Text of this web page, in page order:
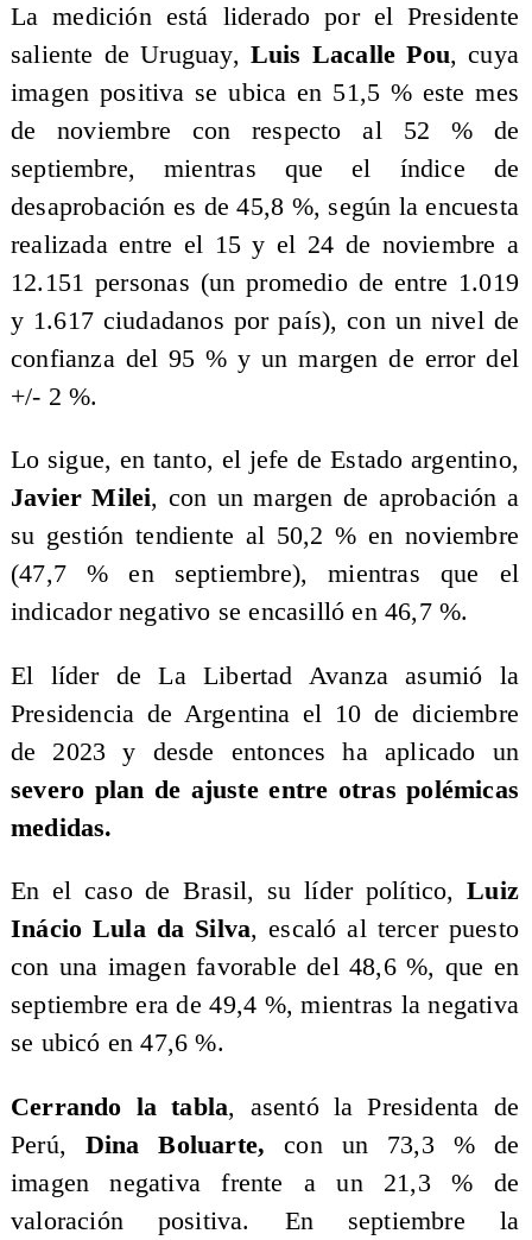
La medición está liderado por el Presidente
saliente de Uruguay, Luis Lacalle Pou, cuya
imagen positiva se ubica en 51,5 % este mes
de noviembre con respecto al 52 % de
septiembre, mientras que el índice de
desaprobación es de 45,8 %, según la encuesta
realizada entre el 15 y el 24 de noviembre a
12.151 personas (un promedio de entre 1.019
y 1.617 ciudadanos por país), con un nivel de
confianza del 95 % y un margen de error del
+/- 2 %.
Lo sigue, en tanto, el jefe de Estado argentino,
Javier Milei, con un margen de aprobación a
su gestión tendiente al 50,2 % en noviembre
(47,7 % en septiembre), mientras que el
indicador negativo se encasilló en 46,7 %.
El líder de La Libertad Avanza asumió la
Presidencia de Argentina el 10 de diciembre
de 2023 y desde entonces ha aplicado un
severo plan de ajuste entre otras polémicas
medidas.
En el caso de Brasil, su líder político,Luiz
Inácio Lula da Silva, escaló al tercer puesto
con una imagen favorable del 48,6 %, que en
septiembre era de 49,4 %, mientras la negativa
se ubicó en 47,6 %.
Cerrando la tabla, asentó la Presidenta de
Perú, Dina Boluarte, con un 73,3 % de
imagen negativa frente a un 21,3 % de
valoración positiva. En septiembre la